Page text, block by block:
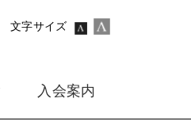
文字サイズ
入会案内